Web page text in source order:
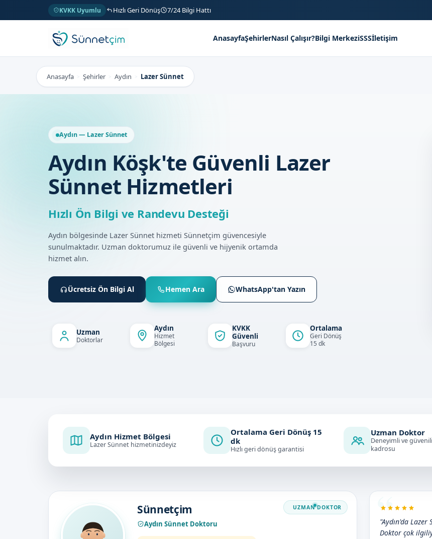
KVKK Uyumlu Hızlı Geri Dönüş 7/24 Bilgi Hattı
AnasayfaŞehirlerNasıl Çalışır?Bilgi MerkeziSSSİletişim
Anasayfa > Şehirler > Aydın > Lazer Sünnet
Aydın — Lazer Sünnet
Aydın Köşk'te Güvenli Lazer
Sünnet Hizmetleri
Hızlı Ön Bilgi ve Randevu Desteği
Aydın bölgesinde Lazer Sünnet hizmeti Sünnetçim güvencesiyle
sunulmaktadır. Uzman doktorumuz ile güvenli ve hijyenik ortamda
hizmet alın.
Ücretsiz Ön Bilgi Al Hemen Ara WhatsApp'tan Yazın
Uzman
Doktorlar
Aydın
Hizmet
Bölgesi
KVKK
Güvenli
Başvuru
Ortalama
Geri Dönüş
15 dk
Aydın Hizmet Bölgesi
Lazer Sünnet hizmetinizdeyiz
Ortalama Geri Dönüş 15
dk
Hızlı geri dönüş garantisi
Uzman Doktor
Deneyimli ve
kadrosu
DoktorumuzSünnetçim
Aydın Sünnet Doktoru
"Aydın'da
Doktor çok